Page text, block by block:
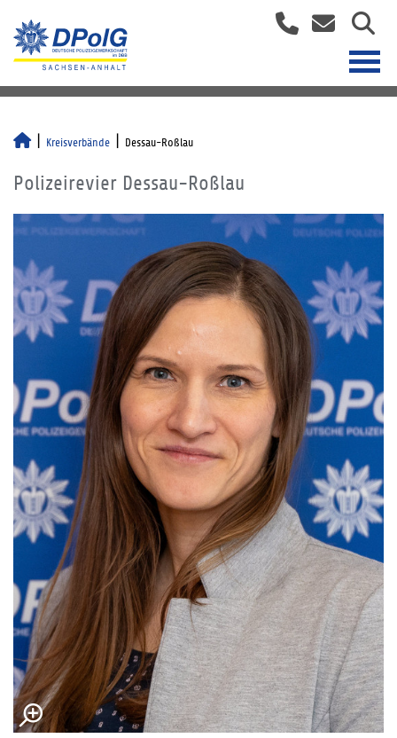
Kreisverbände Dessau-Roßlau
Polizeirevier Dessau-Roßlau